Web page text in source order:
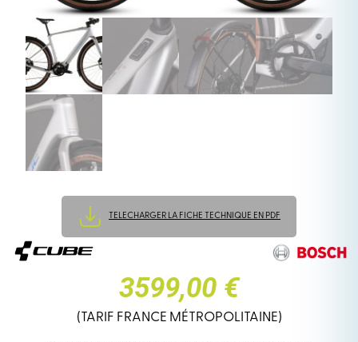
TELECHARGER LA FICHE TECHNIQUE EN PDF
3599,00 €
(TARIF FRANCE MÉTROPOLITAINE)